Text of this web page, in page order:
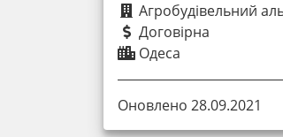
Агробудівельний
Договірна
Одеса
Оновлено 28.09.2021